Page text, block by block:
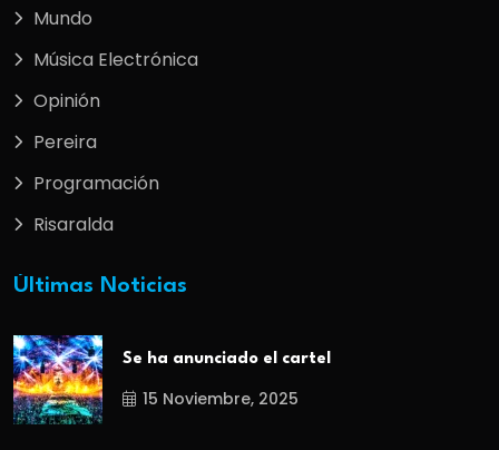
Mundo
Música Electrónica
Opinión
Pereira
Programación
Risaralda
Últimas Noticias
Se ha anunciado el cartel
15 Noviembre, 2025